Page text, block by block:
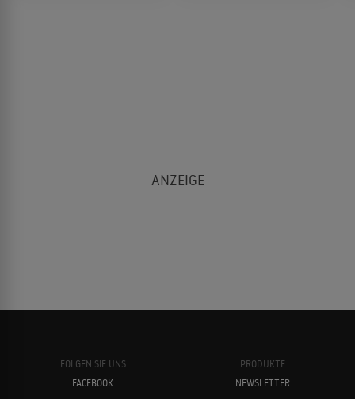
FOLGEN SIE UNS
FACEBOOK
PRODUKTE
NEWSLETTER